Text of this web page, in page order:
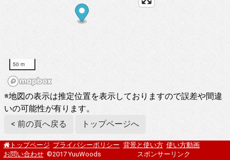
50 m
※地図の表示は推定位置を表示しておりますので誤差や間違
いの可能性が有ります。
< 前の頁へ戻る
トップページへ
トップページ プライバシーポリシー 背景と使い方 使い方動画
お問い合わせ ©2017 YuuWoods スポンサーリンク